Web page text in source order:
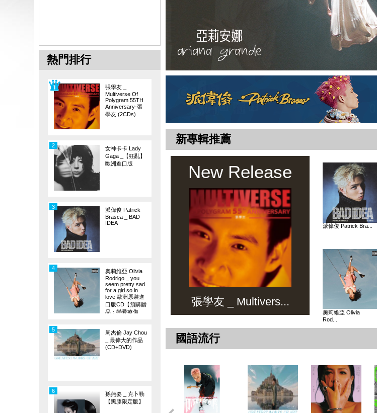
熱門排行
張學友 _
Multiverse Of
Polygram 55TH
Anniversary-張
學友 (2CDs)
女神卡卡 Lady
Gaga _【狂亂】
歐洲進口版
2
派偉俊 Patrick
Brasca _ BAD
IDEA
3
奧莉維亞 Olivia
Rodrigo _ you
seem pretty sad
for a girl so in
love 歐洲原裝進
口版CD【預購贈
品：戀愛療傷
4
周杰倫 Jay Chou
_ 最偉大的作品
(CD+DVD)
5
孫燕姿 _ 克卜勒
【黑膠限定版】
6
新專輯推薦
New Release
張學友 _ Multivers...
派偉俊 Patrick Bra...
奧莉維亞 Olivia
Rod...
國語流行